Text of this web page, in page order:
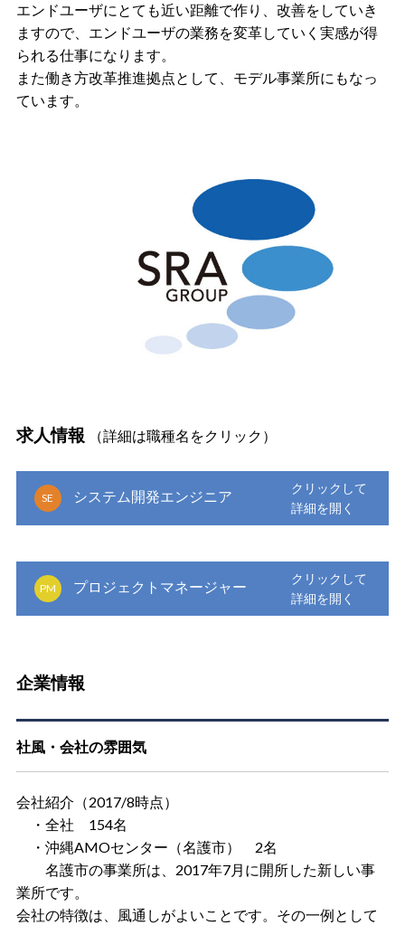
エンドユーザにとても近い距離で作り、改善をしていき
ますので、エンドユーザの業務を変革していく実感が得
られる仕事になります。
また働き方改革推進拠点として、モデル事業所にもなっ
ています。
求人情報 （詳細は職種名をクリック）
SE システム開発エンジニア
PM プロジェクトマネージャー
企業情報
社風・会社の雰囲気
会社紹介（2017/8時点）
・全社 154名
・沖縄AMOセンター（名護市） 2名
名護市の事業所は、2017年7月に開所した新しい事
業所です。
会社の特徴は、風通しがよいことです。その一例として